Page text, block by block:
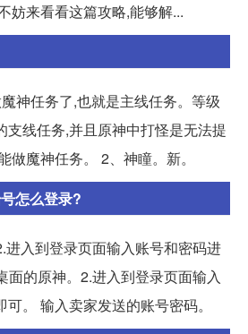
妨来看看这篇攻略,能够解...
神任务了,也就是主线任务。等级
支线任务,并且原神中打怪是无法提
做魔神任务。 2、神瞳。新。
怎么登录?
进入到登录页面输入账号和密码进
面的原神。2.进入到登录页面输入
。 输入卖家发送的账号密码。